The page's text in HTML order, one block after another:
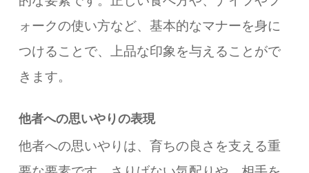
ォークの使い方など、基本的なマナーを身に
つけることで、上品な印象を与えることがで
きます。
他者への思いやりの表現
他者への思いやりは、育ちの良さを支える重